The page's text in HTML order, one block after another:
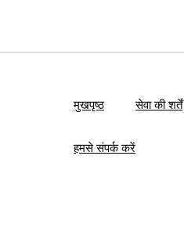
मुखपृष्ठ सेवा की शर्तें
हमसे संपर्क करें